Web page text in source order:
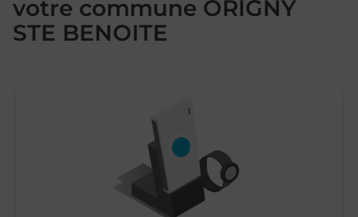
votre commune ORIGNY
STE BENOITE